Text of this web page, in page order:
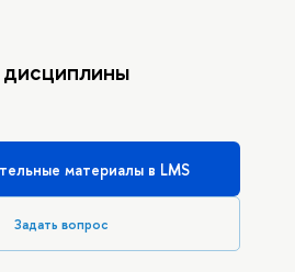
материалы в LMS
Задать вопрос